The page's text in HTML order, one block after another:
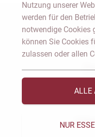
Vorträge
Nutzung unserer
werden für den
notwendige Cookies
können Sie Cookies
zulassen oder allen
ALLE
NUR